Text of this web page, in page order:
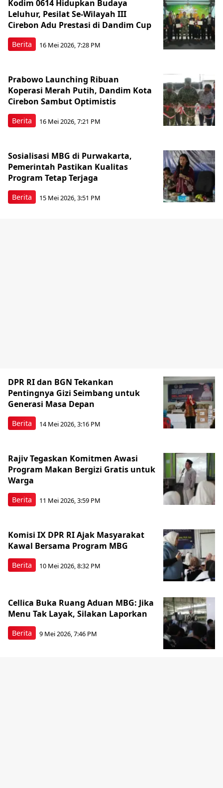
Berita
Kodim 0614 Hidupkan Budaya
Leluhur, Pesilat Se-Wilayah III
Cirebon Adu Prestasi di Dandim Cup
16 Mei 2026, 7:28 PM
Berita
Prabowo Launching Ribuan
Koperasi Merah Putih, Dandim Kota
Cirebon Sambut Optimistis
16 Mei 2026, 7:21 PM
Berita
Sosialisasi MBG di Purwakarta,
Pemerintah Pastikan Kualitas
Program Tetap Terjaga
15 Mei 2026, 3:51 PM
Berita
DPR RI dan BGN Tekankan
Pentingnya Gizi Seimbang untuk
Generasi Masa Depan
14 Mei 2026, 3:16 PM
Berita
Rajiv Tegaskan Komitmen Awasi
Program Makan Bergizi Gratis untuk
Warga
11 Mei 2026, 3:59 PM
Berita
Komisi IX DPR RI Ajak Masyarakat
Kawal Bersama Program MBG
10 Mei 2026, 8:32 PM
Berita
Cellica Buka Ruang Aduan MBG: Jika
Menu Tak Layak, Silakan Laporkan
9 Mei 2026, 7:46 PM